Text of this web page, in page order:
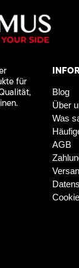
für
Blog
Über
Was
AGB